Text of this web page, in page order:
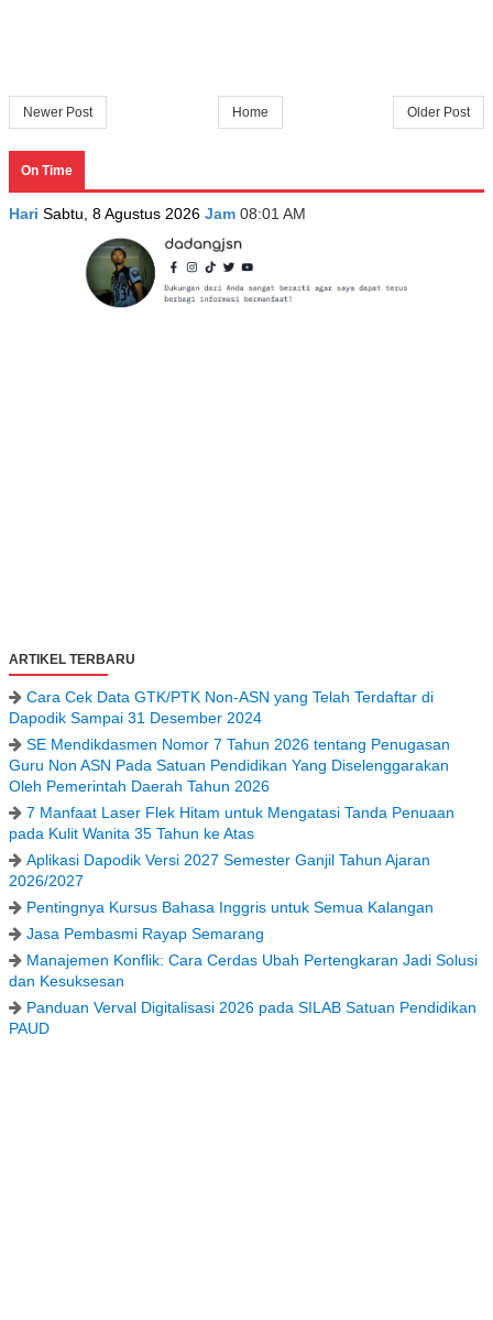
Newer Post Older Post
Home
On Time
Hari Sabtu, 8 Agustus 2026 Jam 08:01 AM
ARTIKEL TERBARU
Cara Cek Data GTK/PTK Non-ASN yang Telah Terdaftar di
Dapodik Sampai 31 Desember 2024
SE Mendikdasmen Nomor 7 Tahun 2026 tentang Penugasan
Guru Non ASN Pada Satuan Pendidikan Yang Diselenggarakan
Oleh Pemerintah Daerah Tahun 2026
7 Manfaat Laser Flek Hitam untuk Mengatasi Tanda Penuaan
pada Kulit Wanita 35 Tahun ke Atas
Aplikasi Dapodik Versi 2027 Semester Ganjil Tahun Ajaran
2026/2027
Pentingnya Kursus Bahasa Inggris untuk Semua Kalangan
Jasa Pembasmi Rayap Semarang
Manajemen Konflik: Cara Cerdas Ubah Pertengkaran Jadi Solusi
dan Kesuksesan
Panduan Verval Digitalisasi 2026 pada SILAB Satuan Pendidikan
PAUD